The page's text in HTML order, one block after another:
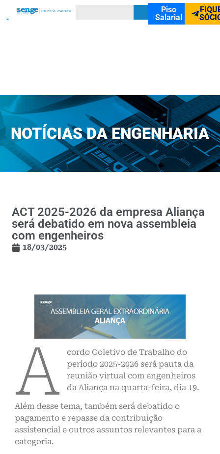
Piso
Salarial
NOTÍCIAS DA ENGENHARIA
ACT 2025-2026 da empresa Aliança
será debatido em nova assembleia
com engenheiros
18/03/2025
A
cordo Coletivo de Trabalho do
período 2025-2026 será pauta da
reunião virtual com engenheiros
da Aliança na quarta-feira, dia 19.
Além desse tema, também será debatido o
pagamento e repasse da contribuição
assistencial e outros assuntos relevantes para a
categoria.